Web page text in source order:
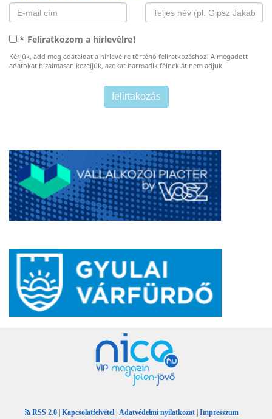
* Feliratkozom a hírlevélre!
Kérjük, add meg adataidat a hírlevélre történő feliratkozáshoz! A megadott
adatokat bizalmasan kezeljük, azokat harmadik félnek át nem adjuk.
RSS 2.0 | Kapcsolatfelvétel | Adatvédelmi nyilatkozat | Impresszum